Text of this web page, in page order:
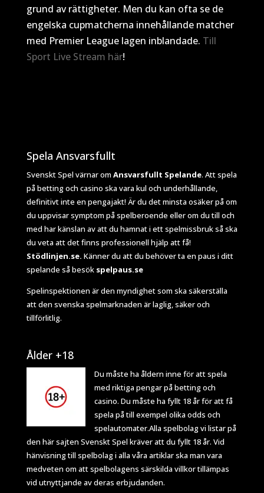
grund av rättigheter. Men du kan ofta se de
engelska cupmatcherna innehållande matcher
med Premier League lagen inblandade. Till
Sport Live Stream här!
Spela Ansvarsfullt
Svenskt Spel värnar om Ansvarsfullt Spelande. Att spela
på betting och casino ska vara kul och underhållande,
definitivt inte en pengajakt! Är du det minsta osäker på om
du uppvisar symptom på spelberoende eller om du till och
med har känslan av att du hamnat i ett spelmissbruk så ska
du veta att det finns professionell hjälp att få!
Stödlinjen.se. Känner du att du behöver ta en paus i ditt
spelande så besök spelpaus.se
Spelinspektionen är den myndighet som ska säkerställa
att den svenska spelmarknaden är laglig, säker och
tillförlitlig.
Ålder +18
Du måste ha åldern inne för att spela
med riktiga pengar på betting och
casino. Du måste ha fyllt 18 år för att få
spela på till exempel olika odds och
spelautomater.Alla spelbolag vi listar på
den här sajten Svenskt Spel kräver att du fyllt 18 år. Vid
hänvisning till spelbolag i alla våra artiklar ska man vara
medveten om att spelbolagens särskilda villkor tillämpas
vid utnyttjande av deras erbjudanden.